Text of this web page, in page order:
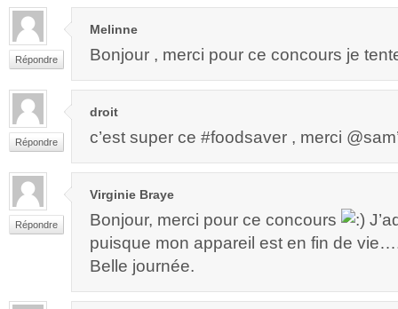
Répondre
Melinne
Bonjour , merci pour ce concours je
Répondre
droit
c’est super ce #foodsaver , merci
Répondre
Virginie Braye
Bonjour, merci pour ce concours
puisque mon appareil est en fin de
Belle journée.